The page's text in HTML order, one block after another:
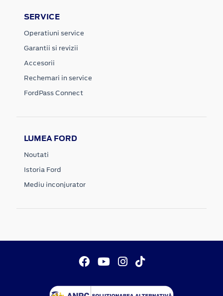
SERVICE
Operatiuni service
Garantii si revizii
Accesorii
Rechemari in service
FordPass Connect
LUMEA FORD
Noutati
Istoria Ford
Mediu inconjurator